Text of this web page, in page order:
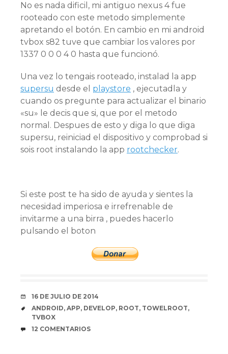
No es nada dificil, mi antiguo nexus 4 fue
rooteado con este metodo simplemente
apretando el botón. En cambio en mi android
tvbox s82 tuve que cambiar los valores por
1337 0 0 0 4 0 hasta que funcionó.
Una vez lo tengais rooteado, instalad la app
supersu desde el playstore , ejecutadla y
cuando os pregunte para actualizar el binario
«su» le decis que si, que por el metodo
normal. Despues de esto y diga lo que diga
supersu, reiniciad el dispositivo y comprobad si
sois root instalando la app rootchecker.
Si este post te ha sido de ayuda y sientes la
necesidad imperiosa e irrefrenable de
invitarme a una birra , puedes hacerlo
pulsando el boton
FECHA
16 DE JULIO DE 2014
ETIQUETAS
ANDROID, APP, DEVELOP, ROOT, TOWELROOT,
TVBOX
COMENTARIOS
12 COMENTARIOS